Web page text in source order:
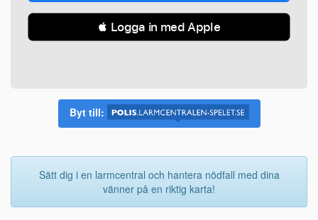
 Logga in med Apple
Byt till:
Sätt dig i en larmcentral och hantera nödfall med dina
vänner på en riktig karta!